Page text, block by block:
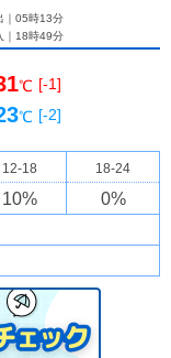
05時13分
18時49分
℃ [-1]
℃ [-2]
12-18 18-24
10% 0%